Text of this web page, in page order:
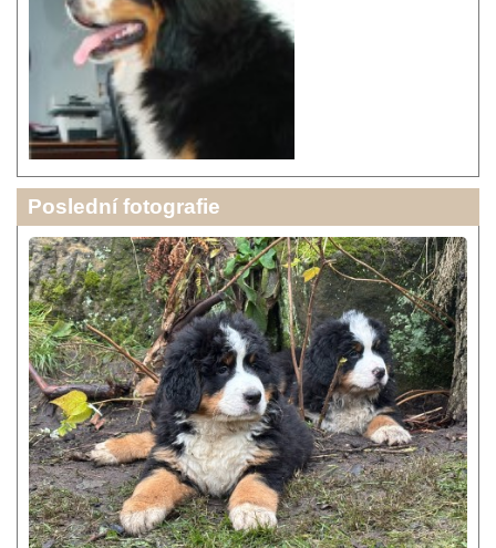
Poslední fotografie